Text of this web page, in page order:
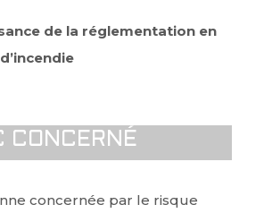
de la réglementation en
CONCERNÉ
concernée par le risque